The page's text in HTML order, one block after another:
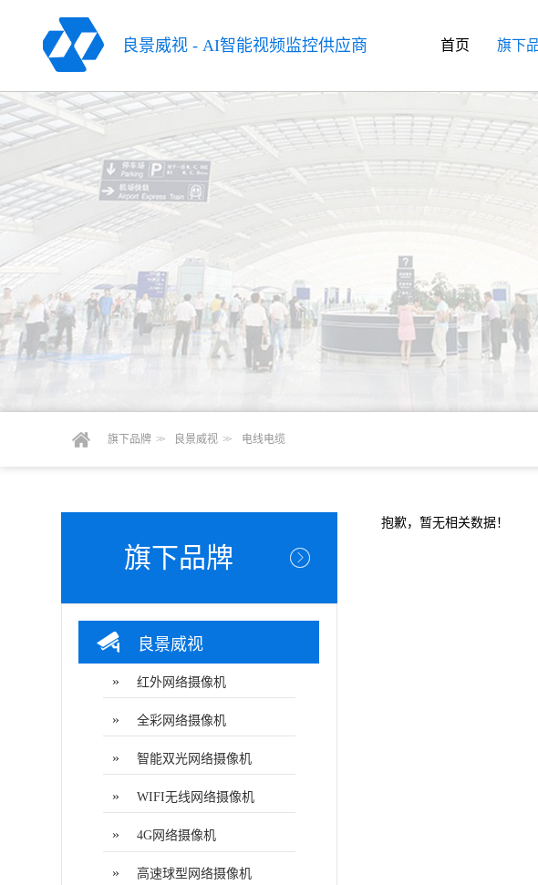
良景威视 - AI智能视频监控供应商 首页 旗下
旗下品牌 > > 良景威视 > > 电线电缆
旗下品牌
良景威视
» 红外网络摄像机
» 全彩网络摄像机
» 智能双光网络摄像机
» WIFI无线网络摄像机
» 4G网络摄像机
» 高速球型网络摄像机
抱歉，暂无相关数据！